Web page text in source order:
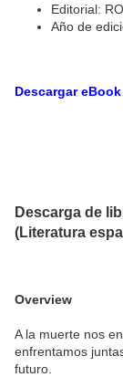
Editorial:
Año de
Descargar
Descarga de
(Literatura
Overview
A la muerte nos
enfrentamos
futuro.